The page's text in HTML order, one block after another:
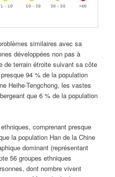
similaires avec sa
développées non pas à
de terrain étroite suivant sa côte
94 % de la population
Heihe-Tengchong, les vastes
que 6 % de la population
comprenant presque
la population Han de la Chine
dominant (représentant
56 groupes ethniques
dont nombre vivent